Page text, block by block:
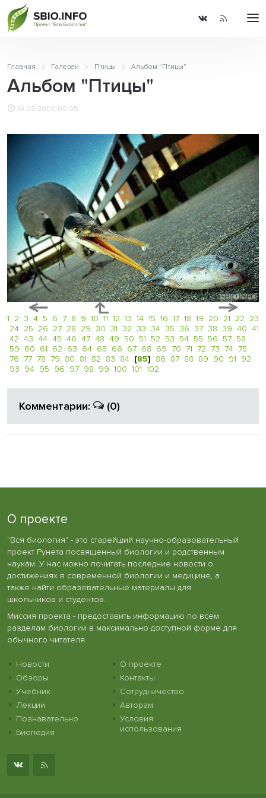
Главная Галереи Птицы Альбом "Птицы"
Альбом "Птицы"
10.08.2008 00:05
1 2 3 4 5 6 7 8 9 10 11 12 13 14 15 16 17 18 19 20 21 22 23
24 25 26 27 28 29 30 31 32 33 34 35 36 37 38 39 40 41
42 43 44 45 46 47 48 49 50 51 52 53 54 55 56 57 58
59 60 61 62 63 64 65 66 67 68 69 70 71 72 73 74 75
76 77 78 79 80 81 82 83 84 [85] 86 87 88 89 90 91 92
93 94 95 96 97 98 99 100 101 102
Комментарии: (0)
О проекте
"Вся биология" - это старейший научно-образовательный
проект Рунета посвященный биологии и родственным
наукам. У нас можно почитать последние новости о
достижениях в современной биологии и медицине, а
также найти образовательные материалы для
школьников и студентов.
Миссия проекта - предоставить информацию по всем
разделам биологии в максимально доступной форме для
обычного читателя.
Новости
Обзоры
Учебник
Лекции
Познавательно
Биопедия
О проекте
Контакты
Сотрудничество
Авторам
Условия
использования